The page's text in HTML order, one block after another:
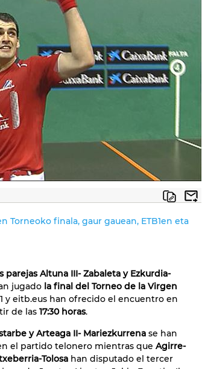
Torneoko finala, gaur gauean, ETB1en eta
parejas Altuna III- Zabaleta y Ezkurdia-
jugado la final del Torneo de la Virgen
y eitb.eus han ofrecido el encuentro en
de las 17:30 horas.
y Arteaga II- Mariezkurrena se han
el partido telonero mientras que Agirre-
Tolosa han disputado el tercer